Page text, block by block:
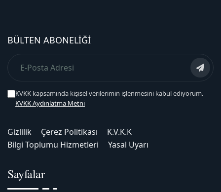
BÜLTEN ABONELIĞI
KVKK kapsamında kişisel verilerimin işlenmesini kabul ediyorum.
KVKK Aydınlatma Metni
Gizlilik Çerez Politikası
K.V.K.K
Bilgi Toplumu Hizmetleri
Yasal Uyarı
Sayfalar